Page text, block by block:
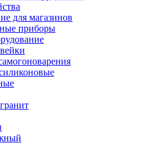
для магазинов
приборы